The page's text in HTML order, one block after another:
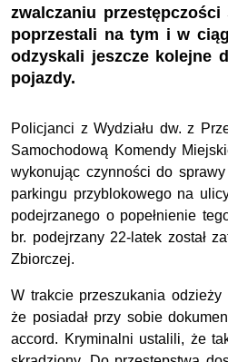
zwalczaniu
poprzestali na tym i w
odzyskali jeszcze kolejne
pojazdy.
Policjanci z Wydziału dw. z
Samochodową Komendy
wykonując czynności do
parkingu przyblokowego na
podejrzanego o popełnienie
br. podejrzany 22-latek został
Zbiorczej.
W trakcie przeszukania odzieży
że posiadał przy sobie
accord. Kryminalni ustalili, że